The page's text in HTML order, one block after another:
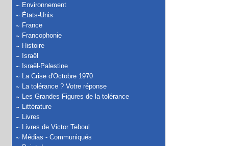
Environnement
États-Unis
France
Francophonie
Histoire
Israël
Israël-Palestine
La Crise d'Octobre 1970
La tolérance ? Votre réponse
Les Grandes Figures de la tolérance
Littérature
Livres
Livres de Victor Teboul
Médias - Communiqués